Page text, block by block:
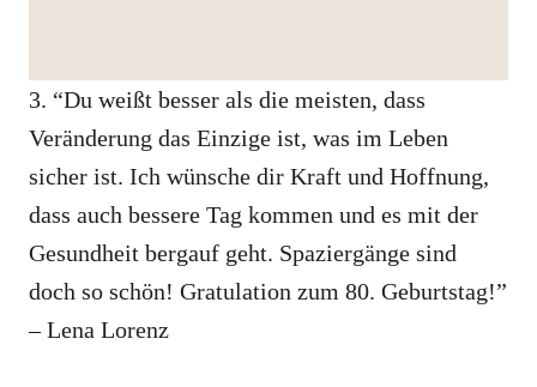
3. “Du weißt besser als die meisten, dass
Veränderung das Einzige ist, was im Leben
sicher ist. Ich wünsche dir Kraft und Hoffnung,
dass auch bessere Tag kommen und es mit der
Gesundheit bergauf geht. Spaziergänge sind
doch so schön! Gratulation zum 80. Geburtstag!”
– Lena Lorenz